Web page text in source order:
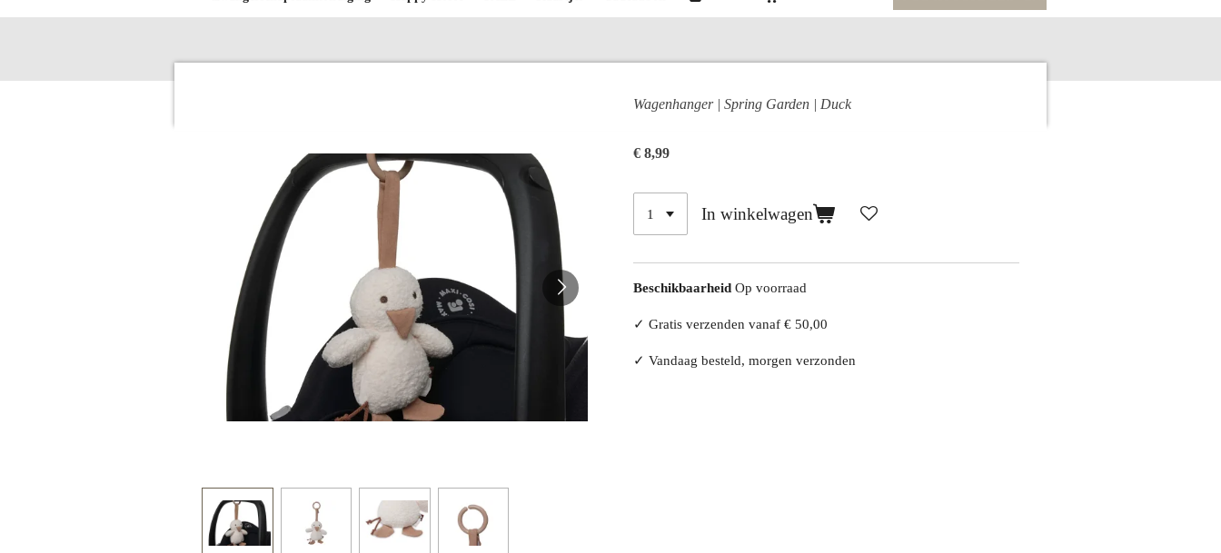
Wagenhanger | Spring Garden | Duck
€ 8,99
In winkelwagen
Beschikbaarheid Op voorraad
✓ Gratis verzenden vanaf € 50,00
✓ Vandaag besteld, morgen verzonden